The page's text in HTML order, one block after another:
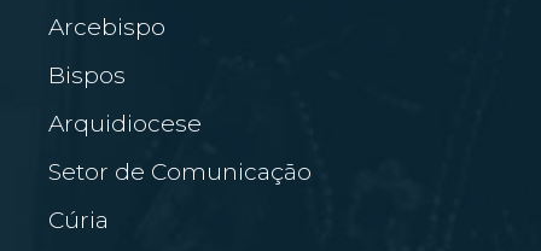
Arcebispo
Bispos
Arquidiocese
Setor de Comunicação
Cúria